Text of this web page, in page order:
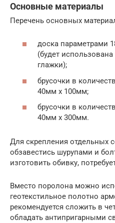
Основные материалы
Перечень основных
доска параметрами
(будет
глажки);
брусочки в
40мм х 100мм;
брусочки в
40мм х 300мм.
Для скрепления отдельных
обзавестись шурупами и
изготовить обивку,
Вместо поролона можно
геотекстильное полотно
рекомендуется сложить в
обладать антипригарными